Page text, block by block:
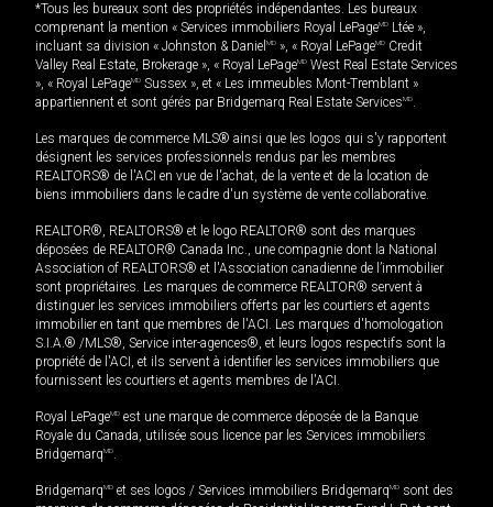
*Tous les bureaux sont des propriétés indépendantes. Les bureaux
comprenant la mention « Services immobiliers Royal LePageMD Ltée »,
incluant sa division « Johnston & Daniel MD », « Royal LePageMD Credit
Valley Real Estate, Brokerage », « Royal LePageMD West Real Estate Services
», « Royal LePageMD Sussex », et « Les immeubles Mont-Tremblant »
appartiennent et sont gérés par Bridgemarq Real Estate ServicesMD.
Les marques de commerce MLS® ainsi que les logos qui s'y rapportent
désignent les services professionnels rendus par les membres
REALTORS® de l'ACI en vue de l'achat, de la vente et de la location de
biens immobiliers dans le cadre d'un système de vente collaborative.
REALTOR®, REALTORS® et le logo REALTOR® sont des marques
déposées de REALTOR® Canada Inc., une compagnie dont la National
Association of REALTORS® et l'Association canadienne de l’immobilier
sont propriétaires. Les marques de commerce REALTOR® servent à
distinguer les services immobiliers offerts par les courtiers et agents
immobilier en tant que membres de l'ACI. Les marques d'homologation
S.I.A.® /MLS®, Service inter-agences®, et leurs logos respectifs sont la
propriété de l'ACI, et ils servent à identifier les services immobiliers que
fournissent les courtiers et agents membres de l'ACI.
Royal LePageMD est une marque de commerce déposée de la Banque
Royale du Canada, utilisée sous licence par les Services immobiliers
BridgemarqMD.
BridgemarqMD et ses logos / Services immobiliers BridgemarqMD sont des